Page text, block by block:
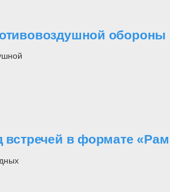
обороны
в формате